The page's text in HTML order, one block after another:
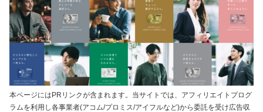
本ページにはPRリンクが含まれます。当サイトでは、アフィリエイトプログ
ラムを利用し各事業者(アコム/プロミス/アイフルなど)から委託を受け広告収